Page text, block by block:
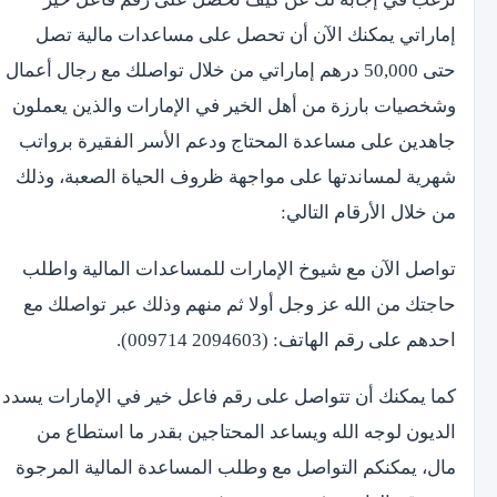
إماراتي يمكنك الآن أن تحصل على مساعدات مالية تصل
حتى 50,000 درهم إماراتي من خلال تواصلك مع رجال أعمال
وشخصيات بارزة من أهل الخير في الإمارات والذين يعملون
جاهدين على مساعدة المحتاج ودعم الأسر الفقيرة برواتب
شهرية لمساندتها على مواجهة ظروف الحياة الصعبة، وذلك
من خلال الأرقام التالي:
تواصل الآن مع شيوخ الإمارات للمساعدات المالية واطلب
حاجتك من الله عز وجل أولا ثم منهم وذلك عبر تواصلك مع
احدهم على رقم الهاتف: (2094603 009714).
كما يمكنك أن تتواصل على رقم فاعل خير في الإمارات يسدد
الديون لوجه الله ويساعد المحتاجين بقدر ما استطاع من
مال، يمكنكم التواصل مع وطلب المساعدة المالية المرجوة